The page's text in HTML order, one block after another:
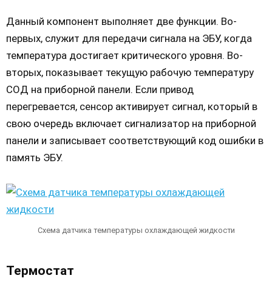
Данный компонент выполняет две функции. Во-
первых, служит для передачи сигнала на ЭБУ, когда
температура достигает критического уровня. Во-
вторых, показывает текущую рабочую температуру
СОД на приборной панели. Если привод
перегревается, сенсор активирует сигнал, который в
свою очередь включает сигнализатор на приборной
панели и записывает соответствующий код ошибки в
память ЭБУ.
Схема датчика температуры охлаждающей жидкости
Термостат